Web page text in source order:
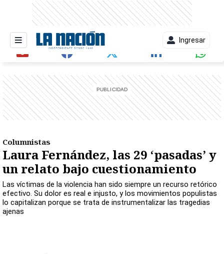
Ingresar
Columnistas
Laura Fernández, las 29 ‘pasadas’ y
un relato bajo cuestionamiento
Las víctimas de la violencia han sido siempre un recurso retórico
efectivo. Su dolor es real e injusto, y los movimientos populistas
lo capitalizan porque se trata de instrumentalizar las tragedias
ajenas